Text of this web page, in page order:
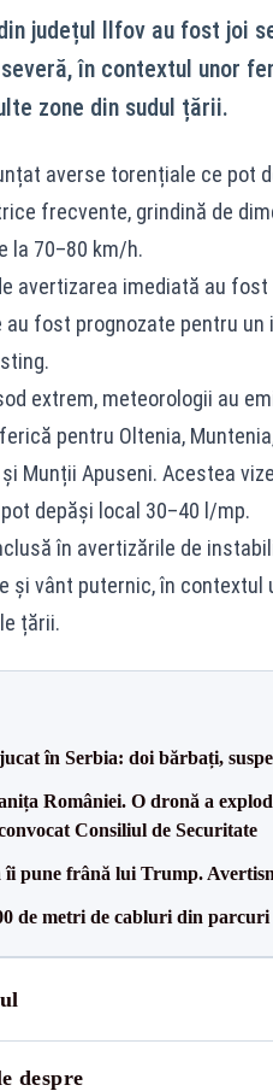
județul Ilfov au fost joi
în contextul unor
zone din sudul țării.
averse torențiale ce pot
frecvente, grindină de
la 70–80 km/h.
avertizarea imediată au
au fost prognozate pentru
extrem, meteorologii au
pentru Oltenia,
Munții Apuseni. Acestea
depăși local 30–40 l/mp.
în avertizările de
și vânt puternic, în
țării.
în Serbia: doi bărbați,
României. O dronă a
Consiliul de Securitate
îi pune frână lui Trump.
de metri de cabluri din parcuri
despre